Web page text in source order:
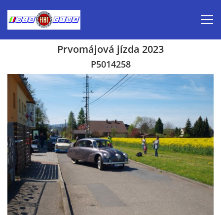
Inzerce prodej
Aktuálně-pozvánky
Kalendář veteránských akcí 2026
Prvomájová jízda 2026
Old Fiat Club historie
Prvomájová jízda 2023
P5014258